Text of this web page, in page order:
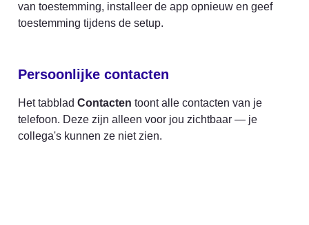
van toestemming, installeer de app opnieuw en geef
toestemming tijdens de setup.
Persoonlijke contacten
Het tabblad Contacten toont alle contacten van je
telefoon. Deze zijn alleen voor jou zichtbaar — je
collega's kunnen ze niet zien.